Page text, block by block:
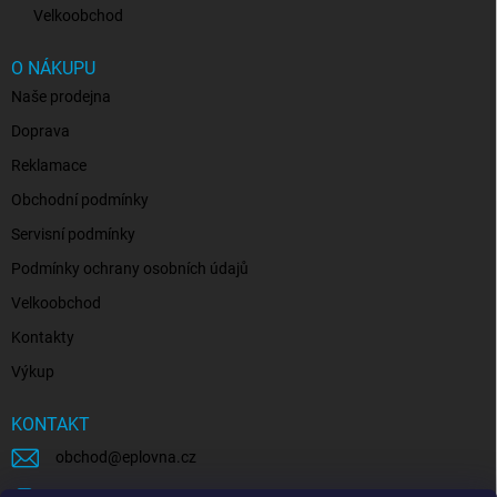
Velkoobchod
O NÁKUPU
Naše prodejna
Doprava
Reklamace
Obchodní podmínky
Servisní podmínky
Podmínky ochrany osobních údajů
Velkoobchod
Kontakty
Výkup
KONTAKT
obchod @eplovna.cz